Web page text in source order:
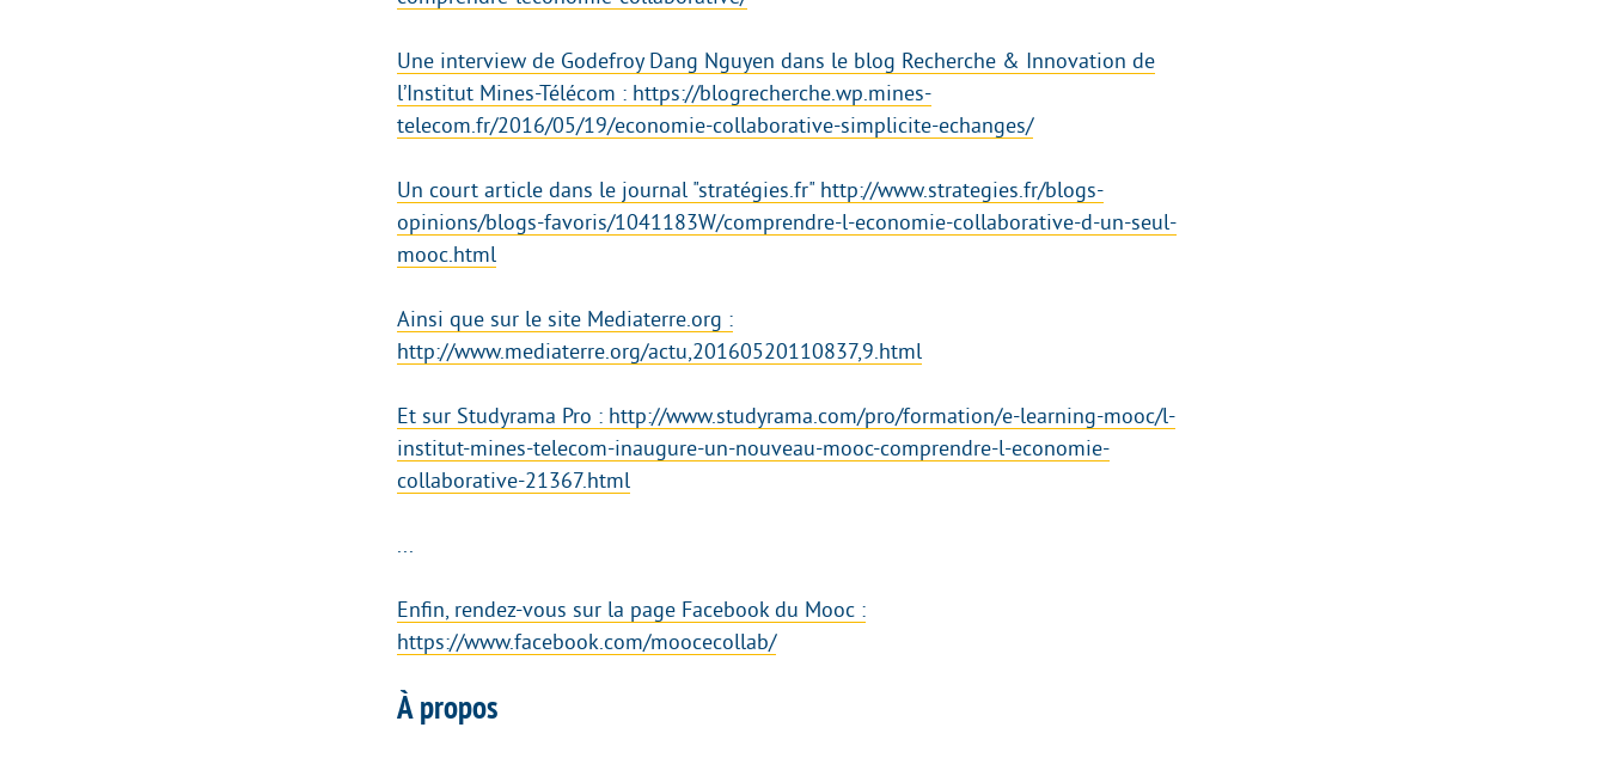
Une interview de Godefroy Dang Nguyen dans le blog Recherche & Innovation de
l’Institut Mines-Télécom : https://blogrecherche.wp.mines-
telecom.fr/2016/05/19/economie-collaborative-simplicite-echanges/
Un court article dans le journal "stratégies.fr" http://www.strategies.fr/blogs-
opinions/blogs-favoris/1041183W/comprendre-l-economie-collaborative-d-un-seul-
mooc.html
Ainsi que sur le site Mediaterre.org :
http://www.mediaterre.org/actu,20160520110837,9.html
Et sur Studyrama Pro : http://www.studyrama.com/pro/formation/e-learning-mooc/l-
institut-mines-telecom-inaugure-un-nouveau-mooc-comprendre-l-economie-
collaborative-21367.html
...
Enfin, rendez-vous sur la page Facebook du Mooc :
https://www.facebook.com/moocecollab/
À propos